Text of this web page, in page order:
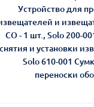
Устройство для
и
СО - 1 шт., Solo 200-
снятия и установки
Solo 610-001
переноски